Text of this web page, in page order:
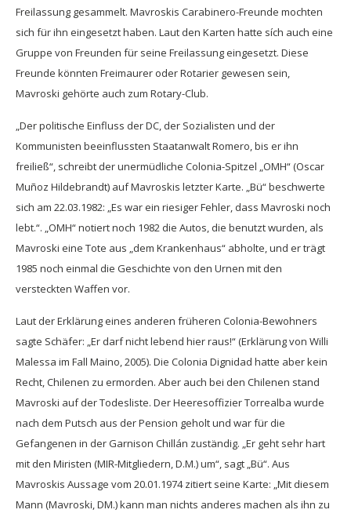
Freilassung gesammelt. Mavroskis Carabinero-Freunde mochten
sich für ihn eingesetzt haben. Laut den Karten hatte sích auch eine
Gruppe von Freunden für seine Freilassung eingesetzt. Diese
Freunde könnten Freimaurer oder Rotarier gewesen sein,
Mavroski gehörte auch zum Rotary-Club.
„Der politische Einfluss der DC, der Sozialisten und der
Kommunisten beeinflussten Staatanwalt Romero, bis er ihn
freiließ“, schreibt der unermüdliche Colonia-Spitzel „OMH“ (Oscar
Muñoz Hildebrandt) auf Mavroskis letzter Karte. „Bü“ beschwerte
sich am 22.03.1982: „Es war ein riesiger Fehler, dass Mavroski noch
lebt.“. „OMH“ notiert noch 1982 die Autos, die benutzt wurden, als
Mavroski eine Tote aus „dem Krankenhaus“ abholte, und er trägt
1985 noch einmal die Geschichte von den Urnen mit den
versteckten Waffen vor.
Laut der Erklärung eines anderen früheren Colonia-Bewohners
sagte Schäfer: „Er darf nicht lebend hier raus!“ (Erklärung von Willi
Malessa im Fall Maino, 2005). Die Colonia Dignidad hatte aber kein
Recht, Chilenen zu ermorden. Aber auch bei den Chilenen stand
Mavroski auf der Todesliste. Der Heeresoffizier Torrealba wurde
nach dem Putsch aus der Pension geholt und war für die
Gefangenen in der Garnison Chillán zuständig. „Er geht sehr hart
mit den Miristen (MIR-Mitgliedern, D.M.) um“, sagt „Bü“. Aus
Mavroskis Aussage vom 20.01.1974 zitiert seine Karte: „Mit diesem
Mann (Mavroski, DM.) kann man nichts anderes machen als ihn zu